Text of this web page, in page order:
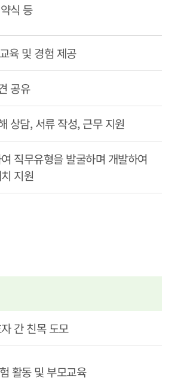
식 등
육 및 경험 제공
공유
상담, 서류 작성, 근무 지원
직무유형을 발굴하며 개발하여
지원
간 친목 도모
활동 및 부모교육